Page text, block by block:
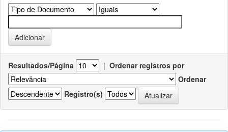
Resultados/Página | Ordenar registros por
Ordenar
Registro(s)